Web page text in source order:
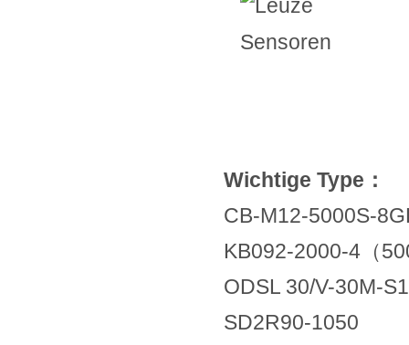
Wichtige Type：
CB-M12-5000S-
KB092-2000-4（
ODSL 30/V-30M-
SD2R90-1050